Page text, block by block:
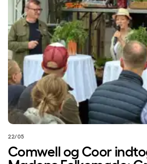
22/05
Comwell og Coor